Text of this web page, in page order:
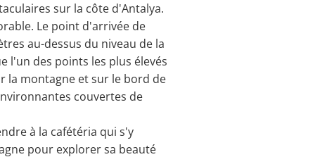
sur la côte d'Antalya.
Le point d'arrivée de
au-dessus du niveau de la
l'un des points les plus élevés
la montagne et sur le bord de
couvertes de
à la cafétéria qui s'y
pour explorer sa beauté